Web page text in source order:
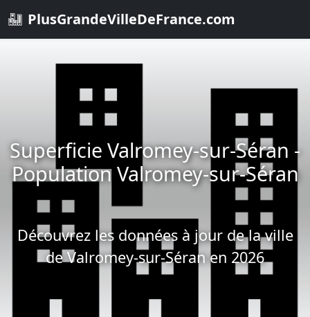
PlusGrandeVilleDeFrance.com
Superficie Valromey-sur-Séran -
Population Valromey-sur-Séran
Découvrez les données à jour de la ville
de Valromey-sur-Séran en 2026